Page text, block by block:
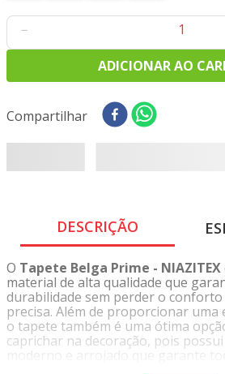
－
ADICIONAR AO
Compartilhar
DESCRIÇÃO
O Tapete Belga Prime - NIAZITEX
material de alta qualidade que
durabilidade sem perder o
precisa. Além de proporcionar uma
o tapete também é uma ótima
caprichar na decoração, pois
moderno e arrojado que garante